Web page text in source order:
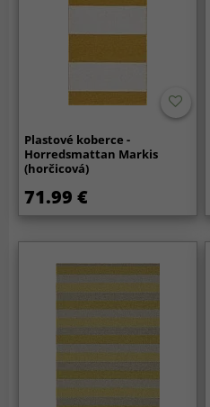
Plastové koberce -
Horredsmattan Markis
(horčicová)
71.99 €